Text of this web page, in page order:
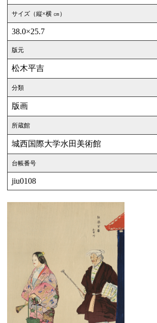
サイズ（縦×横 ㎝）
38.0×25.7
版元
松木平吉
分類
版画
所蔵館
城西国際大学水田美術館
台帳番号
jiu0108